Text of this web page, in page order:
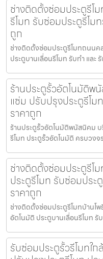
ช่างติดตั้งซ่อมประตูรี
รีโมท รับซ่อมประตูรีโม
ถูก
ช่างติดตั้งซ่อมประตูรีโมทถนนค
ประตูบานเลื่อนรีโมท รับทำ และ
ร้านประตูรั้วอัตโนมัติ
แซ่ม ปรับปรุงประตูรีโ
ราคาถูก
ร้านประตูรั้วอัตโนมัติพนัสนิคม
รีโมท ประตูรั้วอัตโนมัติ ครบวง
ช่างติดตั้งซ่อมประตูรีโ
ประตูรีโมท รับซ่อมประ
ราคาถูก
ช่างติดตั้งซ่อมประตูรีโมทบ้านโพ
อัตโนมัติ ประตูบานเลื่อนรีโมท รั
รับซ่อมประตูรั้วรีโมทใ